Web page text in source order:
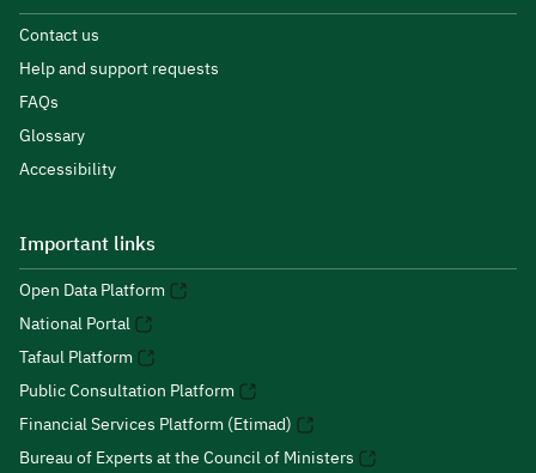
Contact us
Help and support requests
FAQs
Glossary
Accessibility
Important links
Open Data Platform
National Portal
Tafaul Platform
Public Consultation Platform
Financial Services Platform (Etimad)
Bureau of Experts at the Council of Ministers